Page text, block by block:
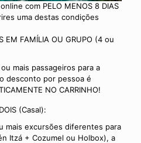
com PELO MENOS 8 DIAS
uma destas condições
EM FAMÍLIA OU GRUPO (4 ou
mais passageiros para a
desconto por pessoa é
NO CARRINHO!
(Casal):
mais excursões diferentes para
Itzá + Cozumel ou Holbox), a